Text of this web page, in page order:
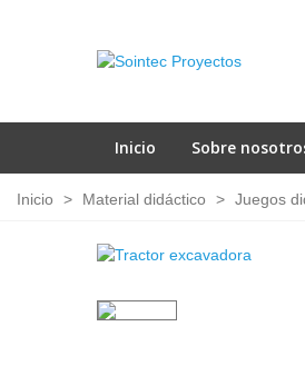
Inicio Sobre
Inicio > Material didáctico > Juegos